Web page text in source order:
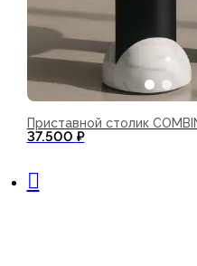
Приставной столик
37.500 ₽